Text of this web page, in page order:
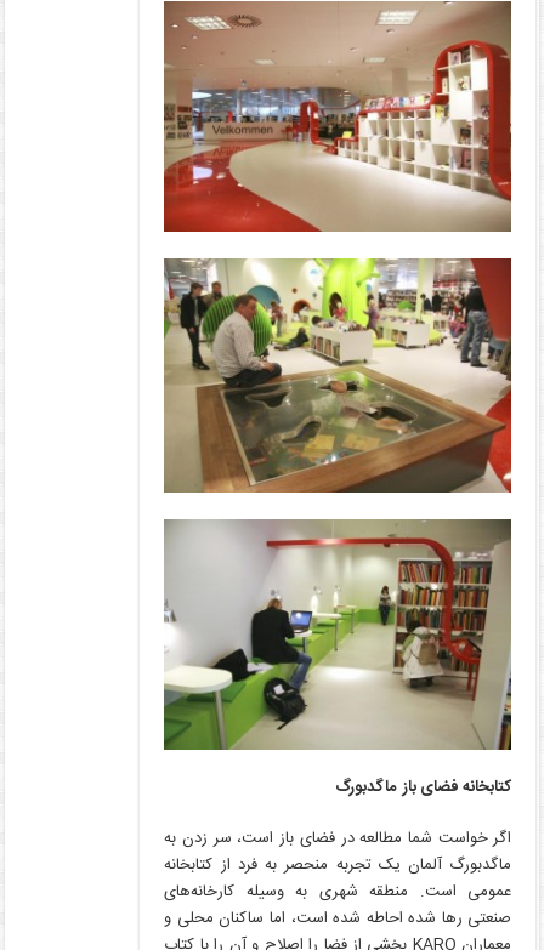
کتابخانه فضای باز ماگدبورگ
اگر خواست شما مطالعه در فضای باز است، سر زدن به
ماگدبورگ آلمان یک تجربه منحصر به فرد از کتابخانه
عمومی است. منطقه شهری به وسیله کارخانه‌های
صنعتی رها شده احاطه شده است، اما ساکنان محلی و